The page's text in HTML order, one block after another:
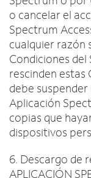
o cancelar el
Spectrum
cualquier razón
Condiciones del
rescinden estas
debe
Aplicación
copias que
dispositivos
6. Descargo de
APLICACIÓN